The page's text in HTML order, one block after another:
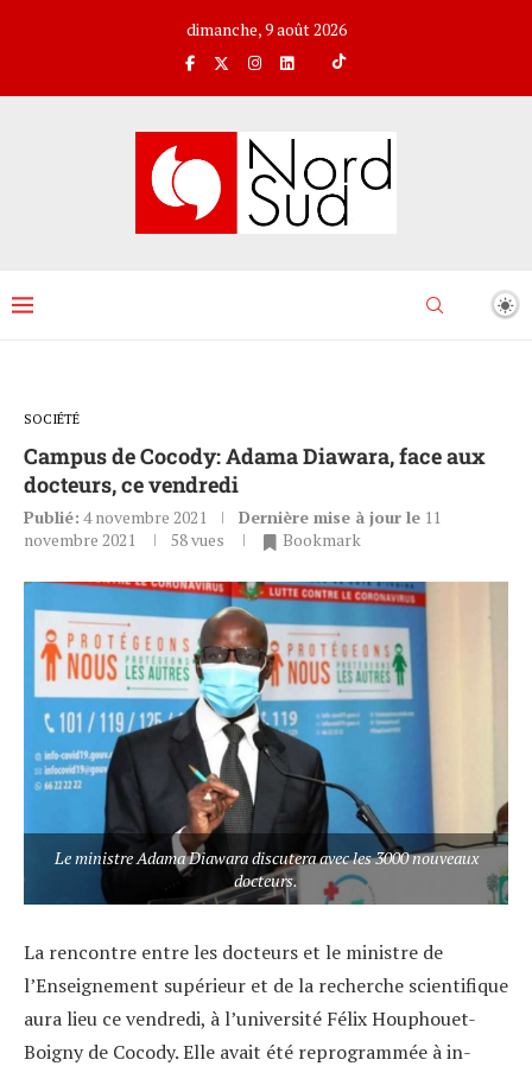
dimanche, 9 août 2026
SOCIÉTÉ
Campus de Cocody: Adama Diawara, face aux
docteurs, ce vendredi
Publié: 4 novembre 2021 Dernière mise à jour le 11
novembre 2021
58vues Bookmark
Le ministre Adama Diawara discutera avec les 3000 nouveaux
docteurs.
La rencontre entre les docteurs et le ministre de
l’Enseignement supérieur et de la recherche scientifique
aura lieu ce vendredi, à l’université Félix Houphouet-
Boigny de Cocody. Elle avait été reprogrammée à in-